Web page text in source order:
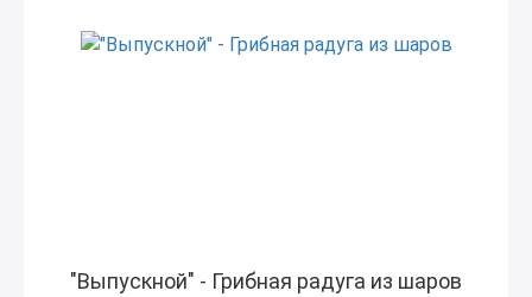
"Выпускной" - Грибная радуга из шаров